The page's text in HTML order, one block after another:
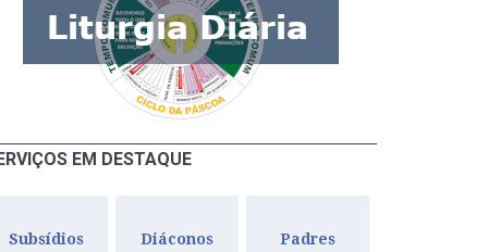
EM DESTAQUE
Subsídios Diáconos Padres